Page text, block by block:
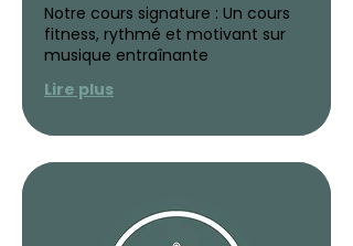
Notre cours signature : Un cours
fitness, rythmé et motivant sur
musique entraînante
Lire plus